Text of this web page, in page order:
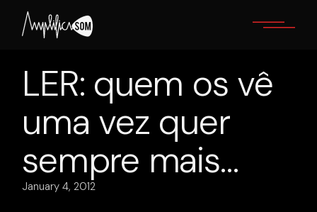
content
LER: quem os vê
uma vez quer
sempre mais…
January 4, 2012